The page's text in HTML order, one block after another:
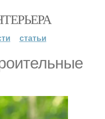
статьи